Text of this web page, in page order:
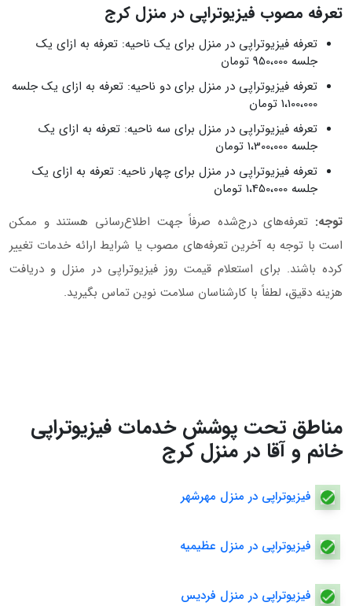
تعرفه مصوب فیزیوتراپی در منزل کرج
تعرفه فیزیوتراپی در منزل برای یک ناحیه: تعرفه به ازای یک
جلسه 950،000 تومان
تعرفه فیزیوتراپی در منزل برای دو ناحیه: تعرفه به ازای یک جلسه
1،100،000 تومان
تعرفه فیزیوتراپی در منزل برای سه ناحیه: تعرفه به ازای یک
جلسه 1،300،000 تومان
تعرفه فیزیوتراپی در منزل برای چهار ناحیه: تعرفه به ازای یک
جلسه 1،450،000 تومان
توجه: تعرفه‌های درج‌شده صرفاً جهت اطلاع‌رسانی هستند و ممکن
است با توجه به آخرین تعرفه‌های مصوب یا شرایط ارائه خدمات تغییر
کرده باشند. برای استعلام قیمت روز فیزیوتراپی در منزل و دریافت
هزینه دقیق، لطفاً با کارشناسان سلامت نوین تماس بگیرید.
مناطق تحت پوشش خدمات فیزیوتراپی
خانم و آقا در منزل کرج
فیزیوتراپی در منزل مهرشهر
فیزیوتراپی در منزل عظیمیه
فیزیوتراپی در منزل فردیس